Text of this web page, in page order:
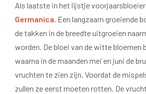
Als laatste in het lijstje
Germanica. Een langzaam groeiende
de takken in de breedte uitgroeien
worden. De bloei van de witte bloemen
waarna in de maanden mei en juni de
vruchten te zien zijn. Voordat de
zullen ze eerst moeten rotten. De